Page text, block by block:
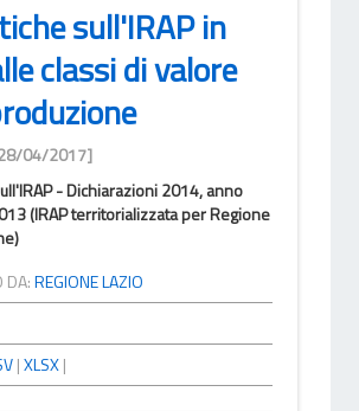
sull'IRAP in
classi di valore
28/04/2017]
- Dichiarazioni 2014, anno
(IRAP territorializzata per Regione
DA:REGIONE LAZIO
|XLSX|